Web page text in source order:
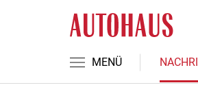
MENÜ